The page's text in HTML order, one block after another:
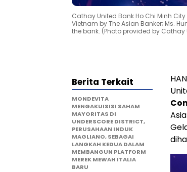
Cathay United Bank Ho Chi Minh
Vietnam by The Asian Banker; Ms.
the bank. (Photo provided by Cathay
Berita Terkait
MONDEVITA
MENGAKUISISI SAHAM
MAYORITAS DI
UNDERSCORE DISTRICT,
PERUSAHAAN INDUK
MAGLIANO, SEBAGAI
LANGKAH KEDUA DALAM
MEMBANGUN PLATFORM
MEREK MEWAH ITALIA
BARU